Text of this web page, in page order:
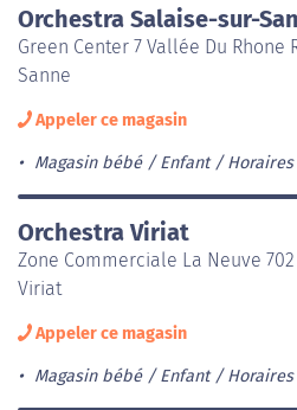
Orchestra Salaise-sur-
Green Center 7 Vallée Du Rhone
Sanne
Appeler ce magasin
Magasin bébé / Enfant
Orchestra Viriat
Zone Commerciale La Neuve
Viriat
Appeler ce magasin
Magasin bébé / Enfant